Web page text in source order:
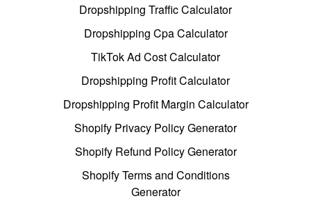
Dropshipping Traffic Calculator
Dropshipping Cpa Calculator
TikTok Ad Cost Calculator
Dropshipping Profit Calculator
Dropshipping Profit Margin Calculator
Shopify Privacy Policy Generator
Shopify Refund Policy Generator
Shopify Terms and Conditions
Generator